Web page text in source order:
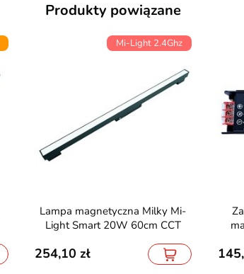
Produkty powiązane
Mi-Light 2.4Ghz
Lampa magnetyczna Milky Mi-
Light Smart 20W 60cm CCT
254,10
Zasilacz Slim Black do szyn